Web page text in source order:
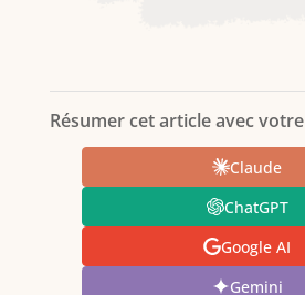
Résumer cet article avec
Claude
ChatGPT
Google AI
Gemini